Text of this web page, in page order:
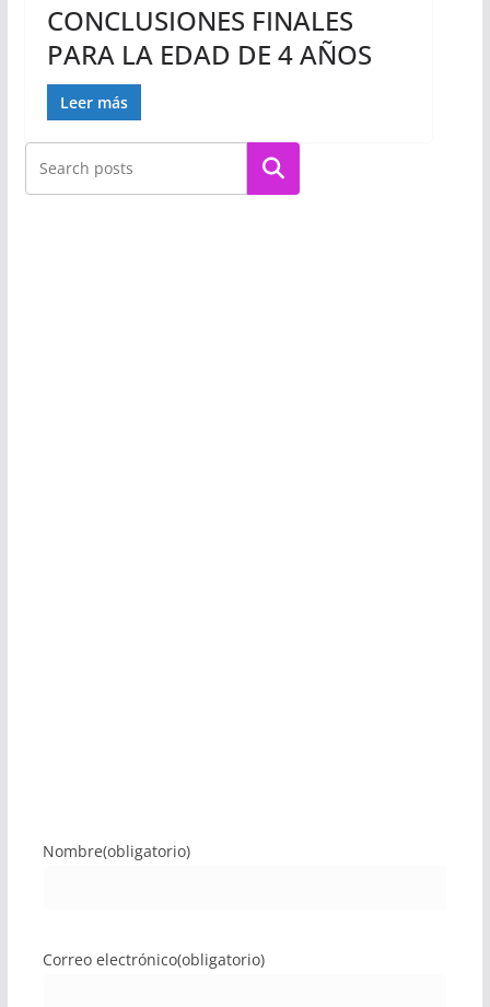
CONCLUSIONES FINALES
PARA LA EDAD DE 4 AÑOS
Leer más
Buscar
Nombre(obligatorio)
Correo electrónico(obligatorio)